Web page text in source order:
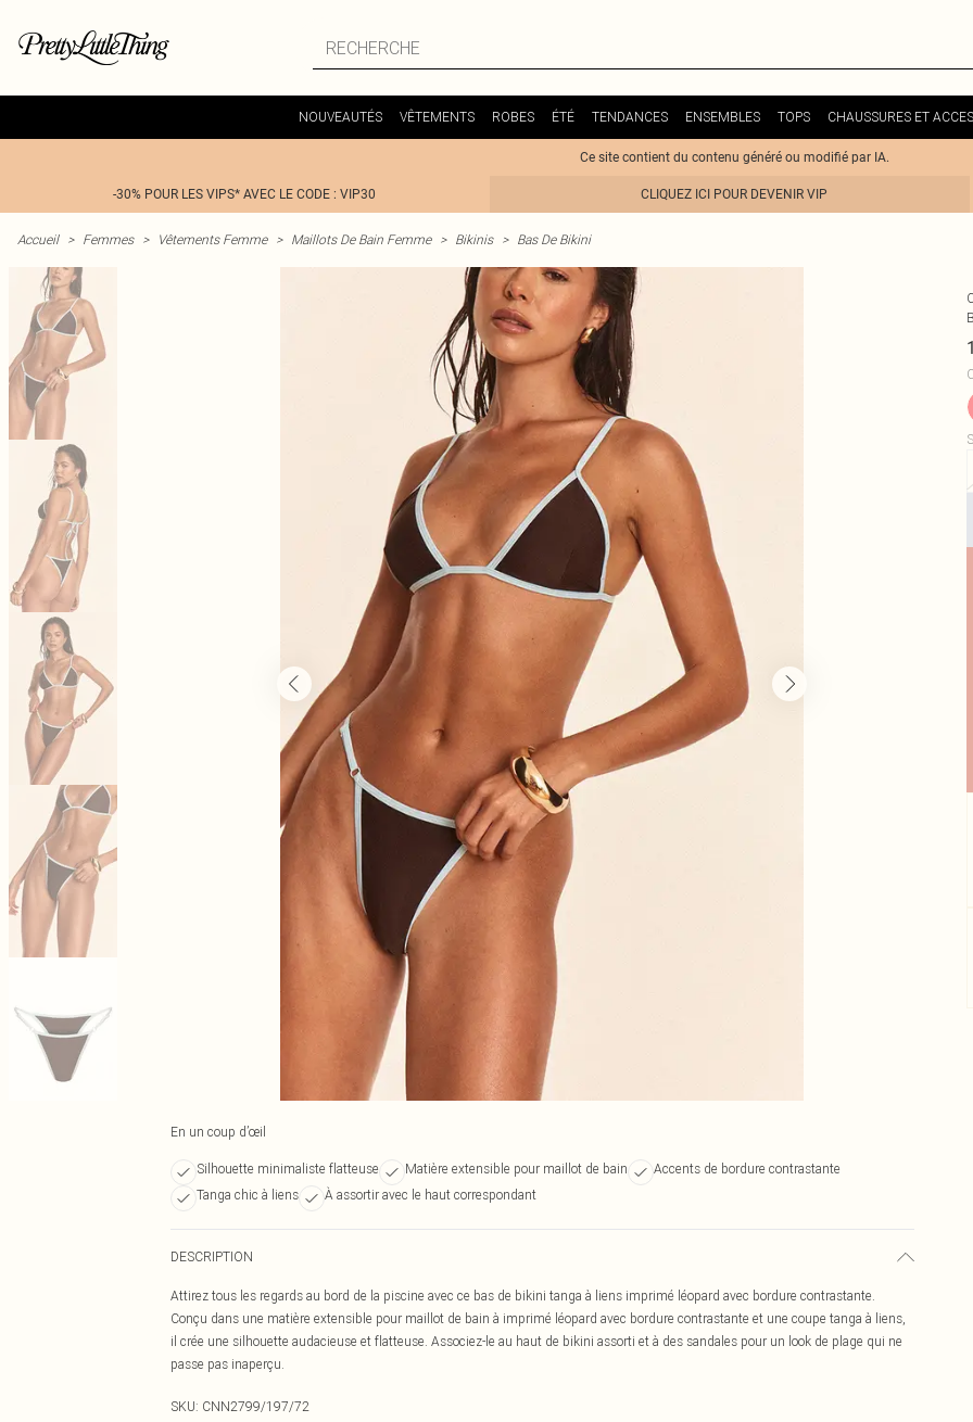
NOUVEAUTÉS VÊTEMENTS ROBES ÉTÉ TENDANCES ENSEMBLES TOPS CHAUSSURES ET
Ce site contient du contenu généré ou modifié par IA.
-30% POUR LES VIPS* AVEC LE CODE : VIP30 CLIQUEZ ICI POUR DEVENIR VIP
Accueil > Femmes > Vêtements Femme > Maillots De Bain Femme > Bikinis > Bas De Bikini
En un coup d’œil
Silhouette minimaliste flatteuse Matière extensible pour maillot de bain
Accents de bordure contrastante
Tanga chic à liens
À assortir avec le haut correspondant
DESCRIPTION
Attirez tous les regards au bord de la piscine avec ce bas de bikini tanga à liens imprimé léopard avec bordure contrastante.
Conçu dans une matière extensible pour maillot de bain à imprimé léopard avec bordure contrastante et une coupe tanga à liens,
il crée une silhouette audacieuse et flatteuse. Associez-le au haut de bikini assorti et à des sandales pour un look de plage qui ne
passe pas inaperçu.
SKU: CNN2799/197/72